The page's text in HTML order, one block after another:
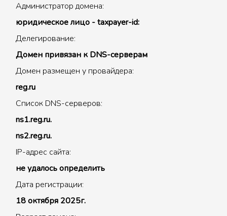
Администратор домена:
юридическое лицо - taxpayer-id:
Делегирование:
Домен привязан к DNS-серверам
Домен размещен у провайдера:
reg.ru
Список DNS-серверов:
ns1.reg.ru.
ns2.reg.ru.
IP-адрес сайта:
не удалось определить
Дата регистрации:
18 октября 2025г.